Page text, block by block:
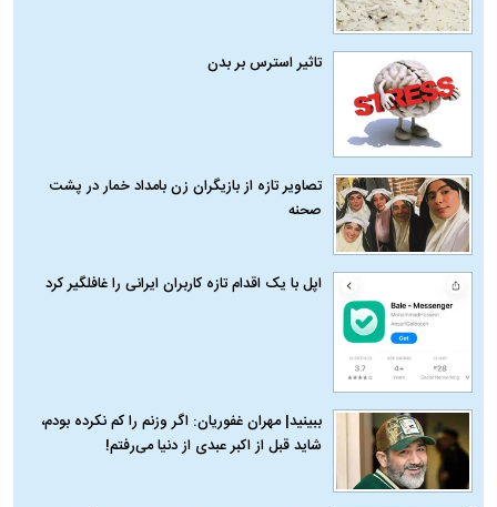
تاثیر استرس بر بدن
تصاویر تازه از بازیگران زن بامداد خمار در پشت
صحنه
اپل با یک اقدام تازه کاربران ایرانی را غافلگیر کرد
ببینید| مهران غفوریان: اگر وزنم را کم نکرده بودم،
شاید قبل از اکبر عبدی از دنیا می‌رفتم!